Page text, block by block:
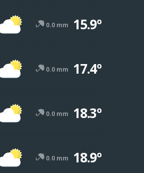
0.0 mm 15.9º
0.0 mm 17.4º
0.0 mm 18.3º
0.0 mm 18.9º